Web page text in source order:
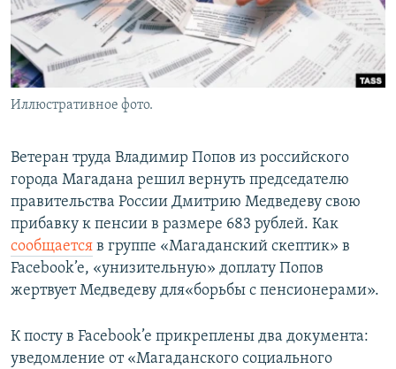
Иллюстративное фото.
Ветеран труда Владимир Попов из российского
города Магадана решил вернуть председателю
правительства России Дмитрию Медведеву свою
прибавку к пенсии в размере 683 рублей. Как
сообщается в группе «Магаданский скептик» в
Facebook’e, «унизительную» доплату Попов
жертвует Медведеву для«борьбы с пенсионерами».
К посту в Facebook’e прикреплены два документа:
уведомление от «Магаданского социального